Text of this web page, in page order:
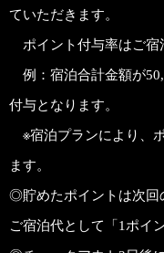
ていただきます。
ポイント付与率はご宿
例：宿泊合計金額が
付与となります。
※宿泊プランにより、
ます。
◎貯めたポイントは次回
ご宿泊代として「1ポイ